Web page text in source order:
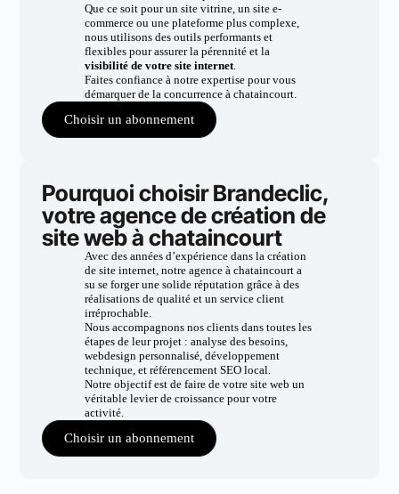
Que ce soit pour un site vitrine, un site e-
commerce ou une plateforme plus complexe,
nous utilisons des outils performants et
flexibles pour assurer la pérennité et la
visibilité de votre site internet.
Faites confiance à notre expertise pour vous
démarquer de la concurrence à chataincourt.
Choisir un abonnement
Pourquoi choisir Brandeclic,
votre agence de création de
site web à chataincourt
Avec des années d’expérience dans la création
de site internet, notre agence à chataincourt a
su se forger une solide réputation grâce à des
réalisations de qualité et un service client
irréprochable.
Nous accompagnons nos clients dans toutes les
étapes de leur projet : analyse des besoins,
webdesign personnalisé, développement
technique, et référencement SEO local.
Notre objectif est de faire de votre site web un
véritable levier de croissance pour votre
activité.
Choisir un abonnement